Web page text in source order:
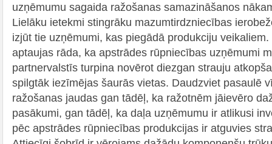
uzņēmumu sagaida ražošanas samazināšanos
Lielāku ietekmi stingrāku mazumtirdzniecības
izjūt tie uzņēmumi, kas piegādā produkciju
aptaujas rāda, ka apstrādes rūpniecības uzņēmumi
partnervalstīs turpina novērot diezgan strauju
spilgtāk iezīmējas šaurās vietas. Daudzviet pasaulē
ražošanas jaudas gan tādēļ, ka ražotnēm jāievēro
pasākumi, gan tādēļ, ka daļa uzņēmumu ir atlikusi
pēc apstrādes rūpniecības produkcijas ir atguvies